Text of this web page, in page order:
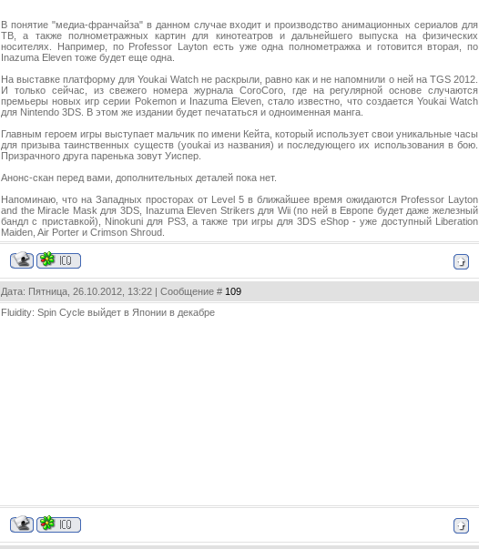
В понятие "медиа-франчайза" в данном случае входит и производство анимационных сериалов для
ТВ, а также полнометражных картин для кинотеатров и дальнейшего выпуска на физических
носителях. Например, по Professor Layton есть уже одна полнометражка и готовится вторая, по
Inazuma Eleven тоже будет еще одна.
На выставке платформу для Youkai Watch не раскрыли, равно как и не напомнили о ней на TGS 2012.
И только сейчас, из свежего номера журнала CoroCoro, где на регулярной основе случаются
премьеры новых игр серии Pokemon и Inazuma Eleven, стало известно, что создается Youkai Watch
для Nintendo 3DS. В этом же издании будет печататься и одноименная манга.
Главным героем игры выступает мальчик по имени Кейта, который использует свои уникальные часы
для призыва таинственных существ (youkai из названия) и последующего их использования в бою.
Призрачного друга паренька зовут Уиспер.
Анонс-скан перед вами, дополнительных деталей пока нет.
Напоминаю, что на Западных просторах от Level 5 в ближайшее время ожидаются Professor Layton
and the Miracle Mask для 3DS, Inazuma Eleven Strikers для Wii (по ней в Европе будет даже железный
бандл с приставкой), Ninokuni для PS3, а также три игры для 3DS eShop - уже доступный Liberation
Maiden, Air Porter и Crimson Shroud.
Дата: Пятница, 26.10.2012, 13:22 | Сообщение # 109
Fluidity: Spin Cycle выйдет в Японии в декабре